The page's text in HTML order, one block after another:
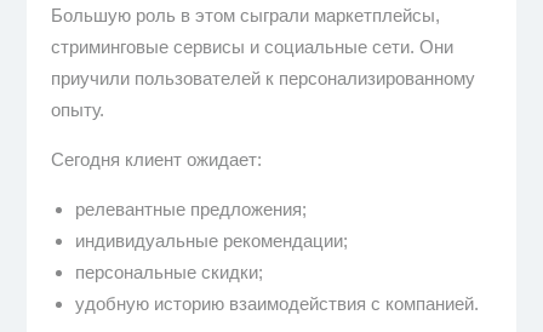
Большую роль в этом сыграли маркетплейсы,
стриминговые сервисы и социальные сети. Они
приучили пользователей к персонализированному
опыту.
Сегодня клиент ожидает:
релевантные предложения;
индивидуальные рекомендации;
персональные скидки;
удобную историю взаимодействия с компанией.